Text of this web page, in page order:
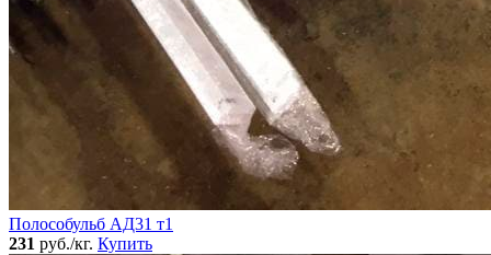
Полособульб АД31 т1
231 руб./кг. Купить